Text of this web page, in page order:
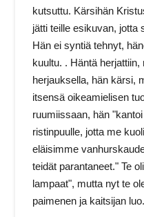
kutsuttu. Kärsihän
jätti teille esikuvan, jotta
Hän ei syntiä tehnyt,
kuultu. . Häntä
herjauksella, hän kärsi,
itsensä oikeamielisen
ruumiissaan, hän
ristinpuulle, jotta me
eläisimme
teidät parantaneet." Te
lampaat", mutta nyt te
paimenen ja kaitsijan